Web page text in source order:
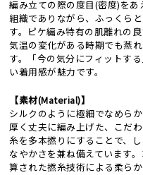
編み立ての際の度目(密度)を
組織でありながら、ふっくら
す。ピケ編み特有の肌離れの
気温の変化がある時期でも蒸
す。「今の気分にフィットす
い着用感が魅力です。
【素材(Material)】
シルクのように極細でなめら
厚く丈夫に編み上げた、こだ
糸を多本撚りにすることで、
なやかさを兼ね備えています
算された撚糸技術による柔ら